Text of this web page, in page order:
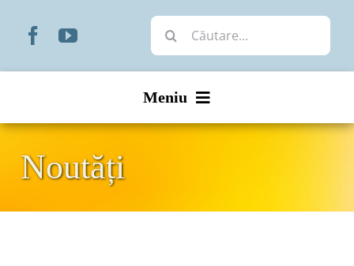
Cautare...
Meniu
Noutăți